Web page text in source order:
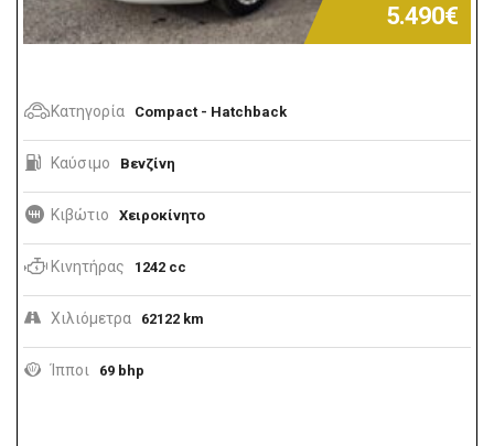
5.490€
Κατηγορία Compact - Hatchback
Καύσιμο Βενζίνη
Κιβώτιο Χειροκίνητο
Κινητήρας 1242 cc
Χιλιόμετρα 62122 km
Ίπποι 69 bhp